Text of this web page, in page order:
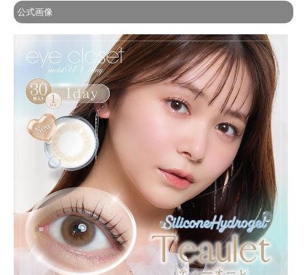
公式画像